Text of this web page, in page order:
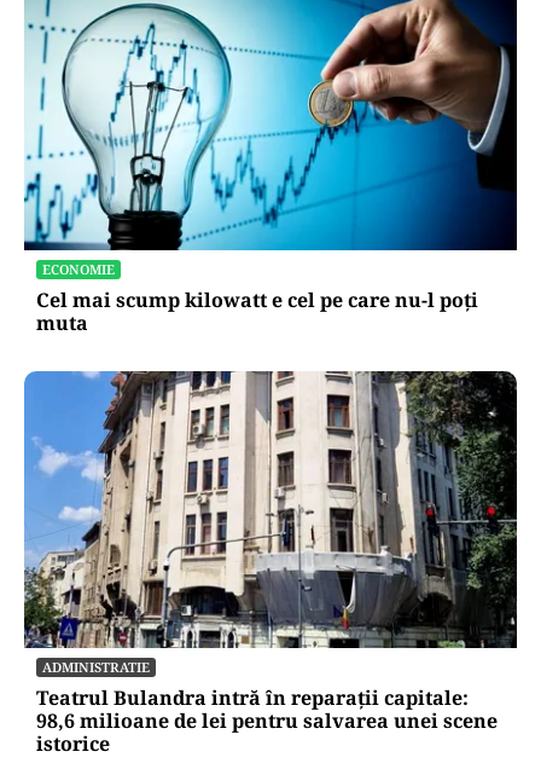
ECONOMIE
Cel mai scump kilowatt e cel pe care nu-l poți
muta
ADMINISTRATIE
Teatrul Bulandra intră în reparații capitale:
98,6 milioane de lei pentru salvarea unei scene
istorice